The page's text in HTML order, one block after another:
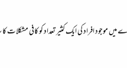
موجود افراد کی ایک کثیر تعداد کو کافی مشکلات